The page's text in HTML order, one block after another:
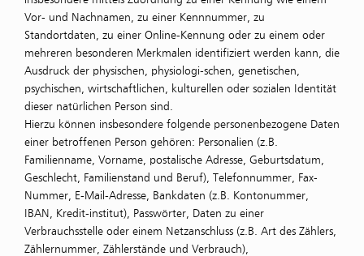
Vor- und Nachnamen, zu einer Kennnummer, zu
Standortdaten, zu einer Online-Kennung oder zu einem oder
mehreren besonderen Merkmalen identifiziert werden kann, die
Ausdruck der physischen, physiologi-schen, genetischen,
psychischen, wirtschaftlichen, kulturellen oder sozialen Identität
dieser natürlichen Person sind.
Hierzu können insbesondere folgende personenbezogene Daten
einer betroffenen Person gehören: Personalien (z.B.
Familienname, Vorname, postalische Adresse, Geburtsdatum,
Geschlecht, Familienstand und Beruf), Telefonnummer, Fax-
Nummer, E-Mail-Adresse, Bankdaten (z.B. Kontonummer,
IBAN, Kredit-institut), Passwörter, Daten zu einer
Verbrauchsstelle oder einem Netzanschluss (z.B. Art des Zählers,
Zählernummer, Zählerstände und Verbrauch),